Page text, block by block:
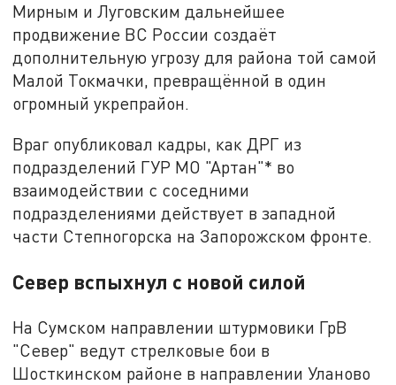
Мирным и Луговским дальнейшее
продвижение ВС России создаёт
дополнительную угрозу для района той самой
Малой Токмачки, превращённой в один
огромный укрепрайон.
Враг опубликовал кадры, как ДРГ из
подразделений ГУР МО "Артан"* во
взаимодействии с соседними
подразделениями действует в западной
части Степногорска на Запорожском фронте.
Север вспыхнул с новой силой
На Сумском направлении штурмовики ГрВ
"Север" ведут стрелковые бои в
Шосткинском районе в направлении Уланово